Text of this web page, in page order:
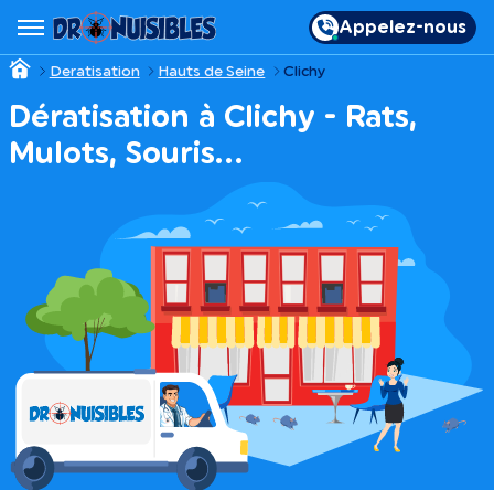
Appelez-nous
Deratisation Hauts de Seine Clichy
Dératisation à Clichy - Rats,
Mulots, Souris…